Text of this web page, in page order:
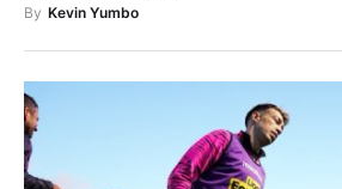
By Kevin Yumbo